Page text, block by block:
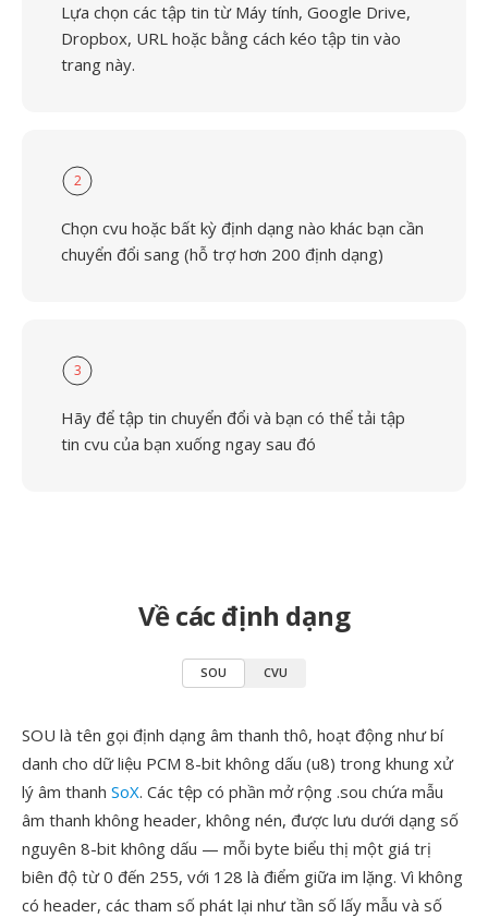
Lựa chọn các tập tin từ Máy tính, Google Drive,
Dropbox, URL hoặc bằng cách kéo tập tin vào
trang này.
2
Chọn cvu hoặc bất kỳ định dạng nào khác bạn cần
chuyển đổi sang (hỗ trợ hơn 200 định dạng)
3
Hãy để tập tin chuyển đổi và bạn có thể tải tập
tin cvu của bạn xuống ngay sau đó
Về các định dạng
SOU CVU
SOU là tên gọi định dạng âm thanh thô, hoạt động như bí
danh cho dữ liệu PCM 8-bit không dấu (u8) trong khung xử
lý âm thanh SoX. Các tệp có phần mở rộng .sou chứa mẫu
âm thanh không header, không nén, được lưu dưới dạng số
nguyên 8-bit không dấu — mỗi byte biểu thị một giá trị
biên độ từ 0 đến 255, với 128 là điểm giữa im lặng. Vì không
có header, các tham số phát lại như tần số lấy mẫu và số